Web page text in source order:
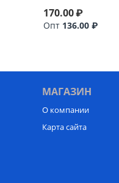
170.00₽
Опт 136.00 ₽
МАГАЗИН
О компании
Карта сайта